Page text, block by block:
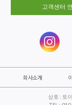
고객센터
회사소개
상호 : 토